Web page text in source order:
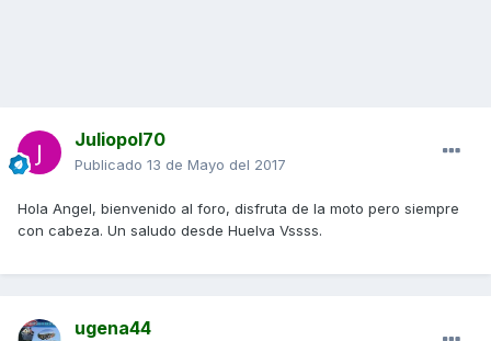
Juliopol70
Publicado 13 de Mayo del 2017
Hola Angel, bienvenido al foro, disfruta de la moto pero siempre
con cabeza. Un saludo desde Huelva Vssss.
ugena44